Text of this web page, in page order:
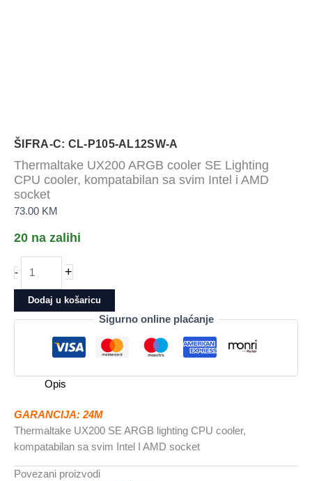
ŠIFRA-C: CL-P105-AL12SW-A
Thermaltake UX200 ARGB cooler SE Lighting
CPU cooler, kompatabilan sa svim Intel i AMD
socket
73.00 KM
20 na zalihi
-
Thermaltake
UX200
ARGB
cooler
Lighting
cooler,
kompatabilan
sa
svim
AMD
+
Dodaj u košaricu
Sigurno online plaćanje
Opis
GARANCIJA: 24M
Thermaltake UX200 SE ARGB lighting CPU cooler,
kompatabilan sa svim Intel I AMD socket
Povezani proizvodi